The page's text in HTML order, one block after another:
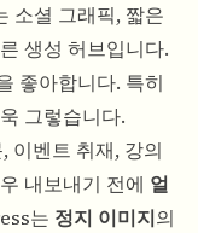
소셜 그래픽, 짧은
생성 허브입니다.
좋아합니다. 특히
그렇습니다.
이벤트 취재, 강의
내보내기 전에 얼
는 정지 이미지의